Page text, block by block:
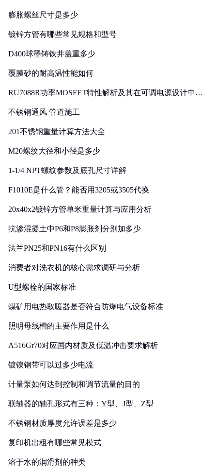
膨胀螺丝尺寸是多少
镀锌方管有哪些常见规格和型号
D400球墨铸铁井盖重多少
覆膜砂的耐高温性能如何
RU7088R功率MOSFET特性解析及其在可调电源设计中的
不锈钢通风 管道施工
201不锈钢重量计算方法大全
M20螺纹大径和小径是多少
1-1/4 NPT螺纹参数及底孔尺寸详解
F1010E是什么管？能否用3205或3505代换
20x40x2镀锌方管单米重量计算与应用分析
抗渗混凝土中P6和P8膨胀剂分别加多少
法兰PN25和PN16有什么区别
消费者对洗衣机的核心需求调研与分析
U型螺栓的国家标准
煤矿用电热取暖器是否符合防爆电气设备标准
照明母线槽的主要作用是什么
A516Gr70对应国内材质及低温冲击要求解析
镀镍钢带可以过多少电流
计量泵如何达到控制和调节流量的目的
联轴器的轴孔形式有三种：Y型、J型、Z型
不锈钢材质厚度允许误差是多少
复印机出租有哪些常见模式
溶于水的润滑剂的种类